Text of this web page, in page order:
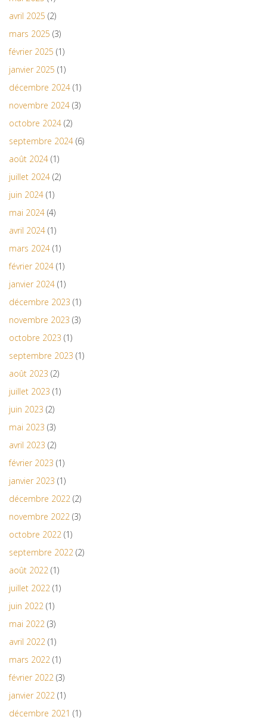
avril 2025 (2)
mars 2025 (3)
février 2025 (1)
janvier 2025 (1)
décembre 2024 (1)
novembre 2024 (3)
octobre 2024 (2)
septembre 2024 (6)
août 2024 (1)
juillet 2024 (2)
juin 2024 (1)
mai 2024 (4)
avril 2024 (1)
mars 2024 (1)
février 2024 (1)
janvier 2024 (1)
décembre 2023 (1)
novembre 2023 (3)
octobre 2023 (1)
septembre 2023 (1)
août 2023 (2)
juillet 2023 (1)
juin 2023 (2)
mai 2023 (3)
avril 2023 (2)
février 2023 (1)
janvier 2023 (1)
décembre 2022 (2)
novembre 2022 (3)
octobre 2022 (1)
septembre 2022 (2)
août 2022 (1)
juillet 2022 (1)
juin 2022 (1)
mai 2022 (3)
avril 2022 (1)
mars 2022 (1)
février 2022 (3)
janvier 2022 (1)
décembre 2021 (1)